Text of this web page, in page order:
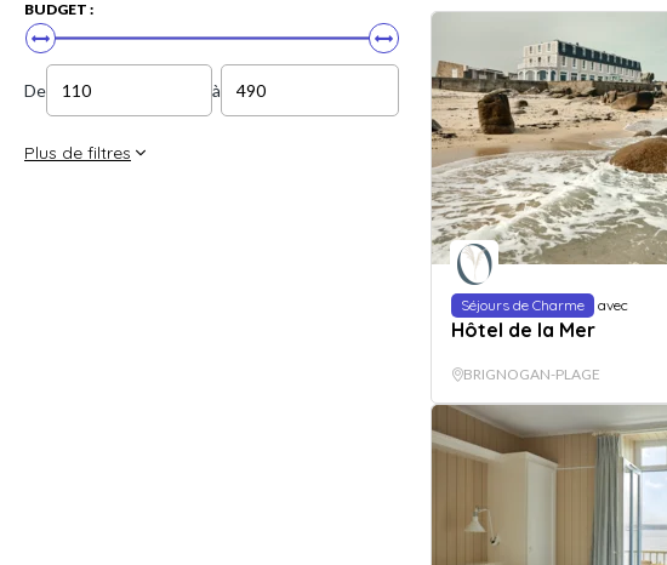
BUDGET :
De à
Plus de filtres
Séjours de Charme avec
Hôtel de la Mer
BRIGNOGAN-PLAGE